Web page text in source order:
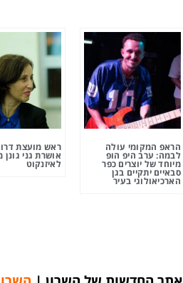
הראפ המקומי עולה
לבמה: ערב היפ הופ
מיוחד של יוצרים כפר
סבאיים יתקיים בגן
הארכיאולוגי בעיר
ראש מועצת
אושרת גני
לאיזנקוט